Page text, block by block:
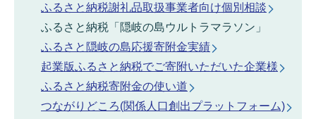
ふるさと納税謝礼品取扱事業者向け個別相談
ふるさと納税「隠岐の島ウルトラマラソン」
ふるさと隠岐の島応援寄附金実績
起業版ふるさと納税でご寄附いただいた企業様
ふるさと納税寄附金の使い道
つながりどころ(関係人口創出プラットフォーム)